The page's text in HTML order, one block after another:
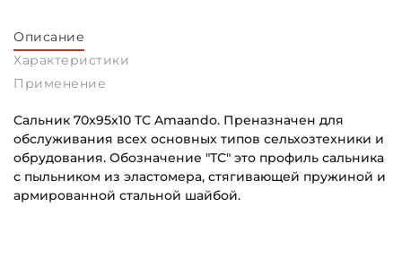
Описание
Характеристики
Применение
Cальник 70x95x10 ТС Amaando. Преназначен для
обслуживания всех основных типов сельхозтехники и
обрудования. Обозначение "ТС" это профиль сальника
с пыльником из эластомера, стягивающей пружиной и
армированной стальной шайбой.